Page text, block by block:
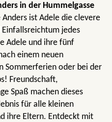
in der Hummelgasse
ist Adele die clevere
jedes
Adele und ihre fünf
einem neuen
Sommerferien oder bei der
Freundschaft,
Spaß machen dieses
für alle kleinen
ihre Eltern. Entdeckt mit